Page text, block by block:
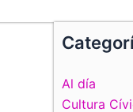
Al día
Cultura